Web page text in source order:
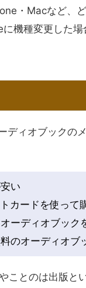
・Macなど、
機種変更した
ディオブックの
い
カードを使って
ーディオブック
のオーディオブ
とのは出版と